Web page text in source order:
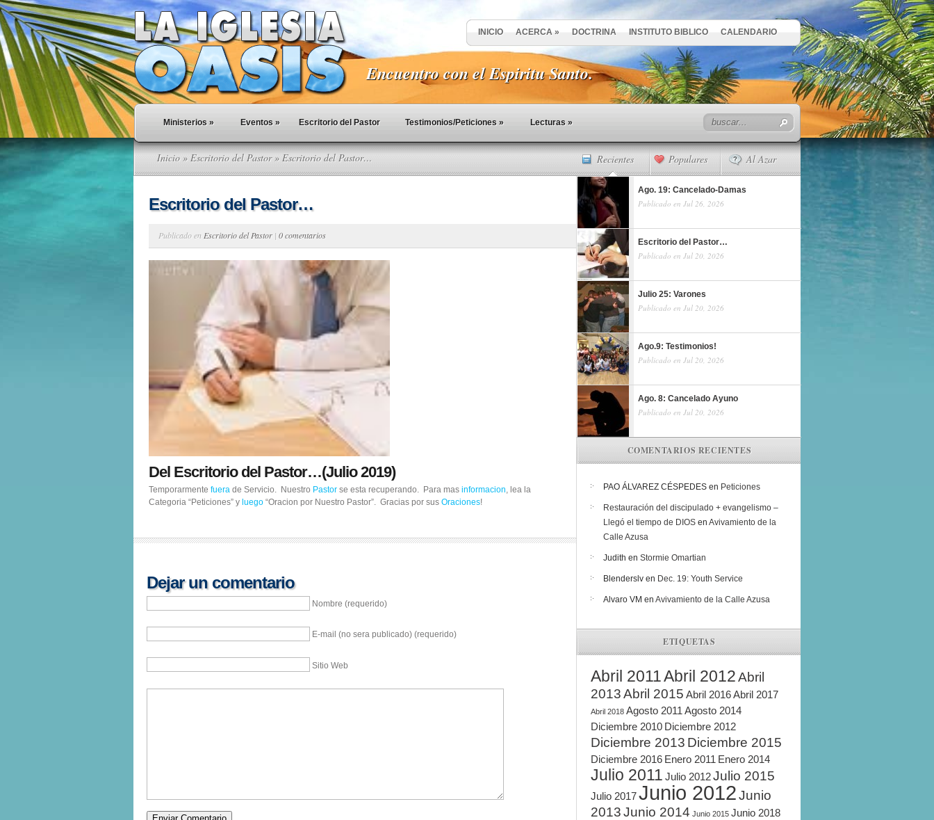
INICIO ACERCA » DOCTRINA INSTITUTO BIBLICO CALENDARIO
Encuentro con el Espiritu Santo.
Ministerios » Eventos » Escritorio del Pastor Testimonios/Peticiones » Lecturas »
Inicio » Escritorio del Pastor» Escritorio del Pastor…
Escritorio del Pastor…
Publicado en Escritorio del Pastor | 0 comentarios
Del Escritorio del Pastor…(Julio 2019)
Temporarmente fuera de Servicio. Nuestro Pastor se esta recuperando. Para mas informacion, lea la
Categoria “Peticiones” y luego “Oracion por Nuestro Pastor”. Gracias por sus Oraciones!
Dejar un comentario
Nombre (requerido)
E-mail (no sera publicado) (requerido)
Sitio Web
Recientes Populares Al Azar
Ago. 19: Cancelado-Damas
Publicado en Jul 26, 2026
Escritorio del Pastor…
Publicado en Jul 20, 2026
Julio 25: Varones
Publicado en Jul 20, 2026
Ago.9: Testimonios!
Publicado en Jul 20, 2026
Ago. 8: Cancelado Ayuno
Publicado en Jul 20, 2026
COMENTARIOS RECIENTES
PAO ÁLVAREZ CÉSPEDES en Peticiones
Restauración del discipulado + evangelismo –
Llegó el tiempo de DIOS en Avivamiento de la
Calle Azusa
Judith en Stormie Omartian
Blenderslv en Dec. 19: Youth Service
Alvaro VM en Avivamiento de la Calle Azusa
ETIQUETAS
Abril 2011Abril 2012Abril
2013Abril 2015 Abril 2016Abril 2017
Abril 2018 Agosto 2011 Agosto 2014
Diciembre 2010 Diciembre 2012
Diciembre 2013 Diciembre 2015
Diciembre 2016 Enero 2011 Enero 2014
Julio 2011 Julio 2012Julio 2015
Julio 2017Junio 2012Junio
2013Junio 2014 Junio 2015 Junio 2018